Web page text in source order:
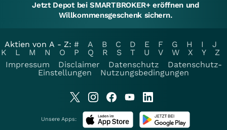
Jetzt Depot bei SMARTBROKER+ eröffnen und
Willkommensgeschenk sichern.
Aktien von A - Z: # A B C D E F G H I
J
K
L M N O P Q R S T U V W X Y
Z
Impressum
Disclaimer Datenschutz
Datenschutz-
Einstellungen
Nutzungsbedingungen
Unsere Apps: